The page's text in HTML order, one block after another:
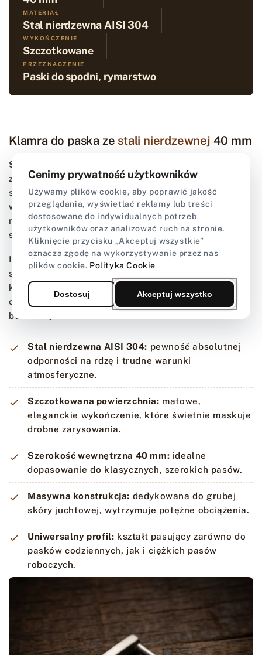
MATERIAŁ
Stal nierdzewna AISI 304
WYKOŃCZENIE
Szczotkowane
PRZEZNACZENIE
Paski do spodni, rymarstwo
Klamra do paska ze stali nierdzewnej 40 mm
Solidna, szczotkowana klamra rymarska
zaprojektowana z myślą o maksymalnej trwałości i
surowym, eleganckim wyglądzie. Wykonana z
wysokiej jakości stali nierdzewnej AISI 304, stanowi
niezawodny element wykończenia ciężkich wyrobów
skórzanych.
Idealnie sprawdzi się przy produkcji pasków do
spodni o szerokości 40 mm. Pełna odporność na
korozję oraz uszkodzenia mechaniczne gwarantuje, że
okucie przetrwa dekady intensywnego użytkowania
bez utraty swoich właściwości.
Stal nierdzewna AISI 304: pewność absolutnej
odporności na rdzę i trudne warunki
atmosferyczne.
Szczotkowana powierzchnia: matowe,
eleganckie wykończenie, które świetnie maskuje
drobne zarysowania.
Szerokość wewnętrzna 40 mm: idealne
dopasowanie do klasycznych, szerokich pasów.
Masywna konstrukcja: dedykowana do grubej
skóry juchtowej, wytrzymuje potężne obciążenia.
Uniwersalny profil: kształt pasujący zarówno do
pasków codziennych, jak i ciężkich pasów
roboczych.
Cenimy prywatność użytkowników
Używamy plików cookie, aby poprawić jakość
przeglądania, wyświetlać reklamy lub treści
dostosowane do indywidualnych potrzeb
użytkowników oraz analizować ruch na stronie.
Kliknięcie przycisku „Akceptuj wszystkie”
oznacza zgodę na wykorzystywanie przez nas
plików cookie. Polityka Cookie
Dostosuj Akceptuj wszystko